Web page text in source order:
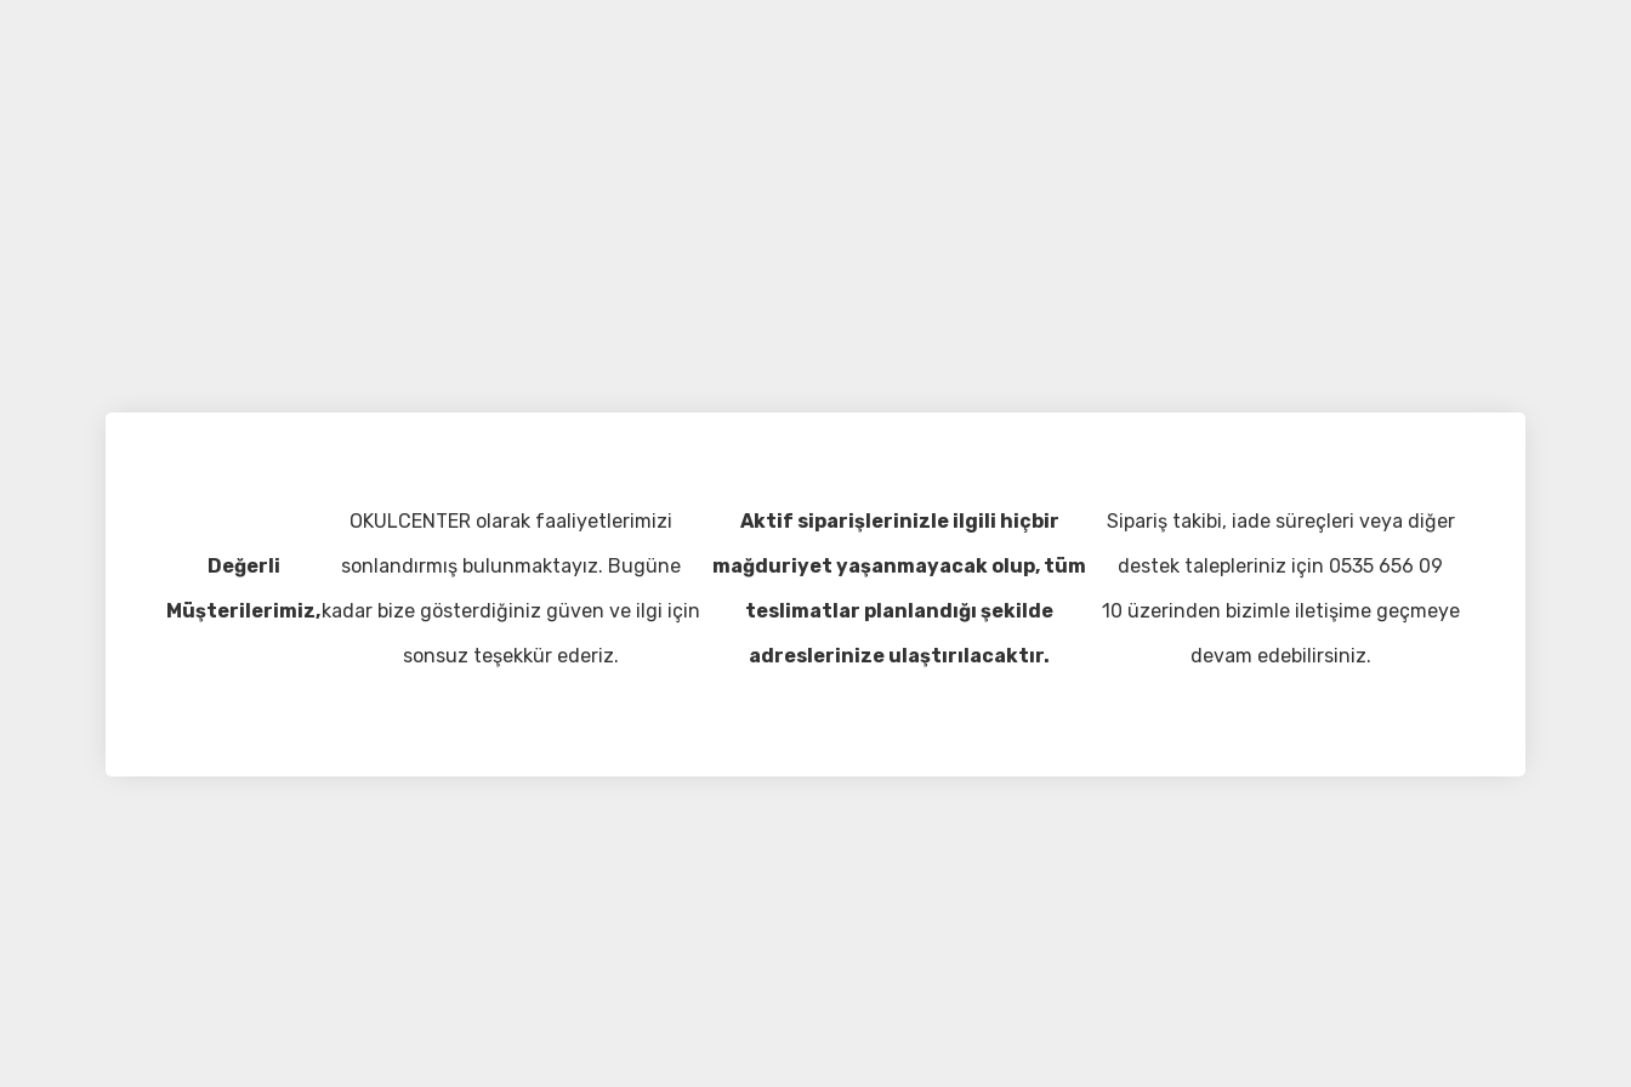
Değerli
Müşterilerimiz,
OKULCENTER olarak faaliyetlerimizi
sonlandırmış bulunmaktayız. Bugüne
kadar bize gösterdiğiniz güven ve ilgi için
sonsuz teşekkür ederiz.
Aktif siparişlerinizle ilgili hiçbir
mağduriyet yaşanmayacak olup, tüm
teslimatlar planlandığı şekilde
adreslerinize ulaştırılacaktır.
Sipariş takibi, iade süreçleri veya diğer
destek talepleriniz için 0535 656 09
10 üzerinden bizimle iletişime geçmeye
devam edebilirsiniz.